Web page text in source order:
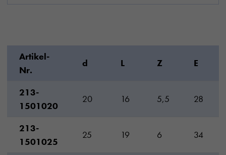
Artikel-
Nr.
d L Z E
213-
1501020
20 16 5,5 28
213-
1501025
25 19 6 34